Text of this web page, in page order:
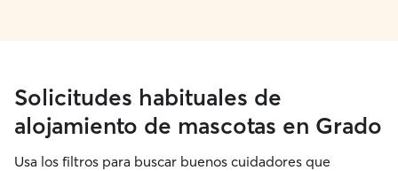
Solicitudes habituales de
alojamiento de mascotas en Grado
Usa los filtros para buscar buenos cuidadores que